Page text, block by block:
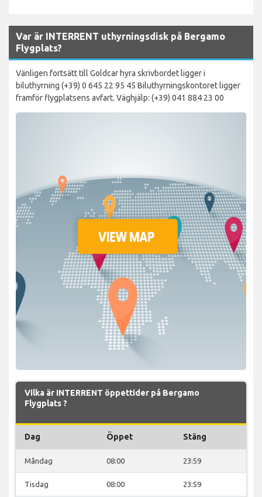
Var är INTERRENT uthyrningsdisk på Bergamo
Flygplats?
Vänligen fortsätt till Goldcar hyra skrivbordet ligger i
biluthyrning (+39) 0 645 22 95 45 Biluthyrningskontoret ligger
framför flygplatsens avfart. Väghjälp: (+39) 041 884 23 00
Vilka är INTERRENT öppettider på Bergamo
Flygplats ?
Dag Öppet Stäng
Måndag 08:00 23:59
Tisdag 08:00 23:59